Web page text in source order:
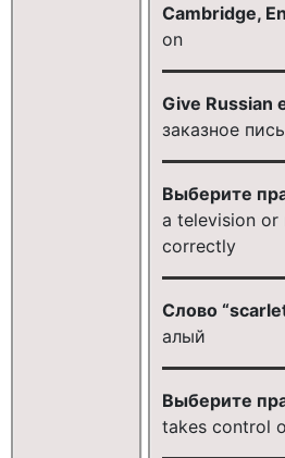
Cambridge,
on
Give Russian
заказное
Выберите
a television or
correctly
Слово
алый
Выберите
takes control